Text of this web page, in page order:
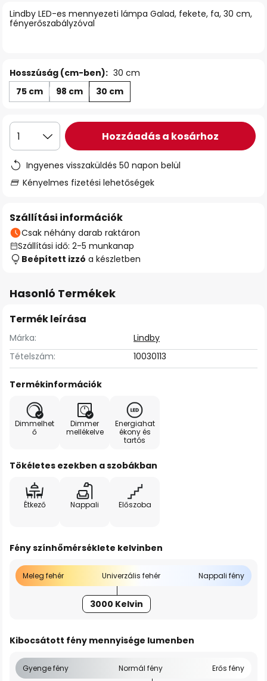
Lindby LED-es mennyezeti lámpa Galad, fekete, fa, 30 cm,
fényerőszabályzóval
Hosszúság (cm-ben): 30 cm
75 cm
98 cm 30 cm
1 Hozzáadás a kosárhoz
Ingyenes visszaküldés 50 napon belül
Kényelmes fizetési lehetőségek
Szállítási információk
Csak néhány darab raktáron
Szállítási idő: 2-5 munkanap
Beépített izzó a készletben
Hasonló Termékek
Termék leírása
Márka:
Lindby
Tételszám:
10030113
Termékinformációk
Dimmelhet
ő
Dimmer
mellékelve
Energiahat
ékony és
tartós
Tökéletes ezekben a szobákban
Étkező Nappali Előszoba
Fény színhőmérséklete kelvinben
Meleg fehér Univerzális fehér Nappali fény
3000 Kelvin
Kibocsátott fény mennyisége lumenben
Gyenge fény Normál fény Erős fény